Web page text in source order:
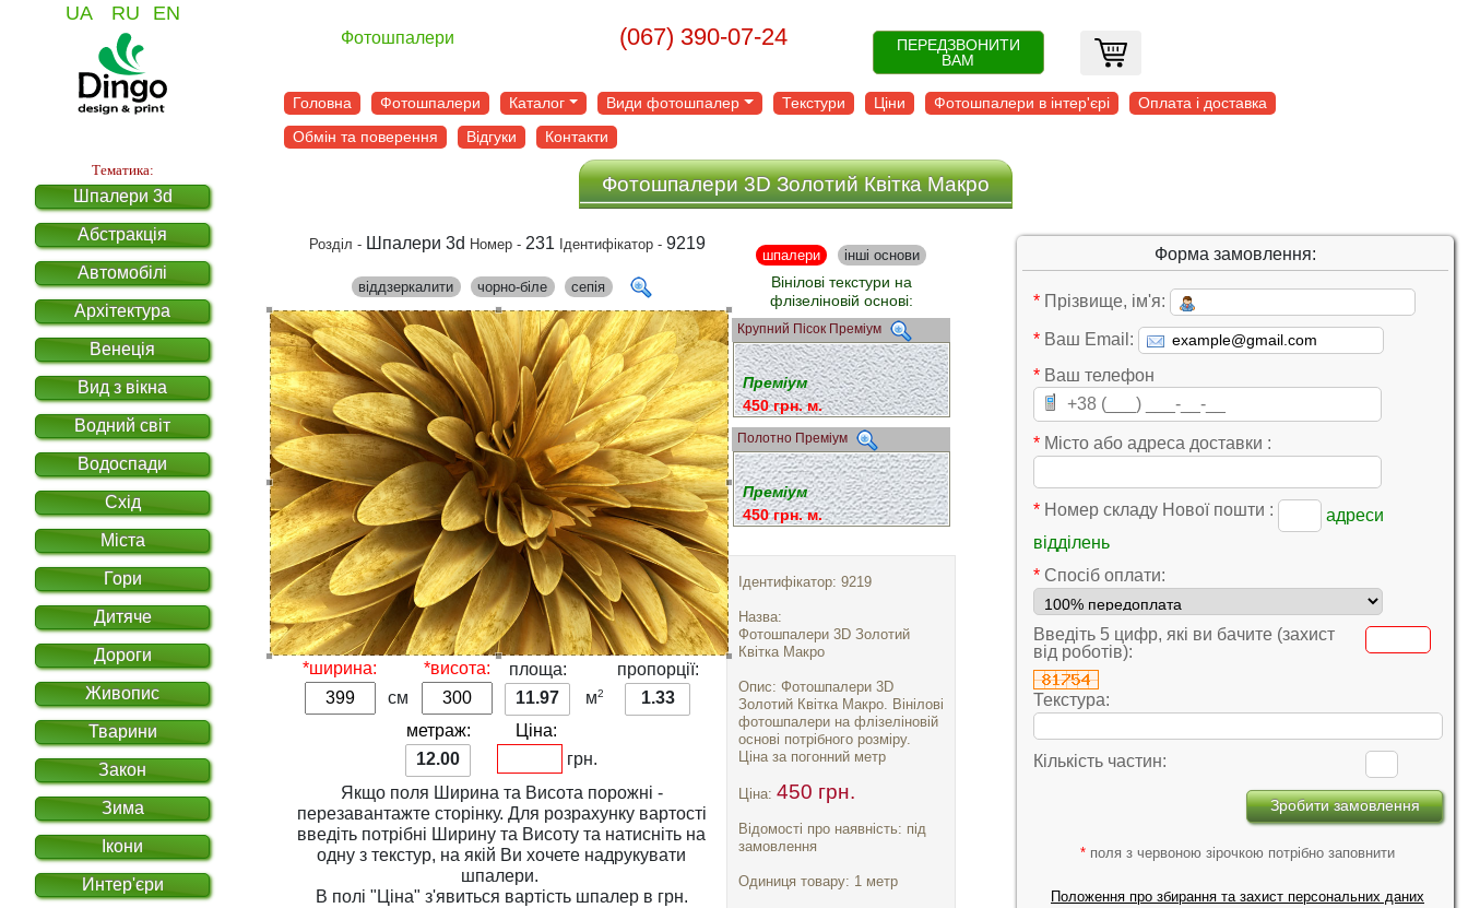
UA RU EN
Фотошпалери (067) 390-07-24
ПЕРЕДЗВОНИТИ
ВАМ
Головна Фотошпалери Каталог Види фотошпалер Текстури Ціни Фотошпалери в інтер'єрі
Оплата і доставка
Обмін та поверення
Відгуки Контакти
Тематика:
Шпалери 3d
Абстракція
Автомобілі
Архітектура
Венеція
Вид з вікна
Водний світ
Водоспади
Схід
Міста
Гори
Дитяче
Дороги
Живопис
Тварини
Закон
Зима
Ікони
Интер'єри
Фотошпалери 3D Золотий Квітка Макро
Розділ - Шпалери 3d Номер - 231 Ідентифікатор - 9219
віддзеркалити чорно-біле сепія
*ширина:
см
*висота:
площа:
11.97
м2
пропорції:
1.33
метраж:
12.00
Ціна:
грн.
Якщо поля Ширина та Висота порожні -
перезавантажте сторінку. Для розрахунку вартості
введіть потрібні Ширину та Висоту та натисніть на
одну зтекстур, на якій Ви хочете надрукувати
шпалери.
В полі "Ціна" з'явиться вартість шпалер в грн.
шпалери інші основи
Вінілові текстури на
флізеліновій основі:
Крупний Пісок Преміум
Преміум
450 грн. м.
Полотно Преміум
Преміум
450 грн. м.
Ідентифікатор: 9219
Назва:
Фотошпалери 3D Золотий
Квітка Макро
Опис: Фотошпалери 3D
Золотий Квітка Макро. Вінілові
фотошпалери на флізеліновій
основі потрібного розміру.
Ціна за погонний метр
Ціна: 450 грн.
Відомості про наявність: під
замовлення
Одиниця товару: 1 метр
Форма замовлення:
* Прізвище, ім'я:
* Ваш Email:
* Ваш телефон
* Місто або адреса доставки :
* Номер складу Нової пошти :
адреси
відділень
* Cпосіб оплати:
Введіть 5 цифр, які ви бачите (захист
від роботів):
Текстура:
Кількість частин:
* поля з червоною зірочкою потрібно заповнити
Положення про збирання та захист персональних даних